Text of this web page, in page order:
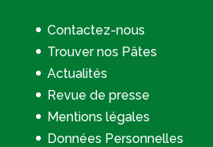
Contactez-nous
Trouver nos Pâtes
Actualités
Revue de presse
Mentions légales
Données Personnelles